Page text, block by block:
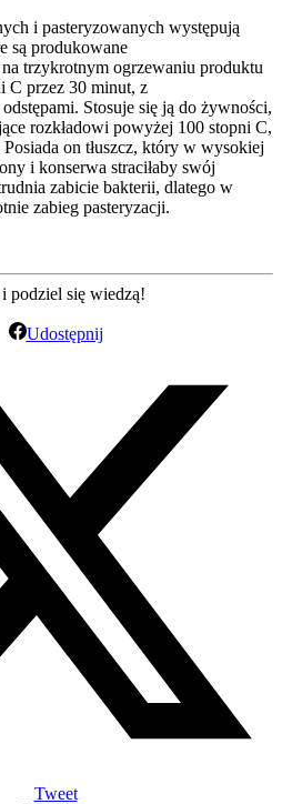
i pasteryzowanych występują
są produkowane
trzykrotnym ogrzewaniu produktu
C przez 30 minut, z
Stosuje się ją do żywności,
rozkładowi powyżej 100 stopni C,
on tłuszcz, który w wysokiej
i konserwa straciłaby swój
zabicie bakterii, dlatego w
zabieg pasteryzacji.
podziel się wiedzą!
Udostępnij
Tweet